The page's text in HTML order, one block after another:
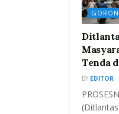
Tenda
BY EDITOR